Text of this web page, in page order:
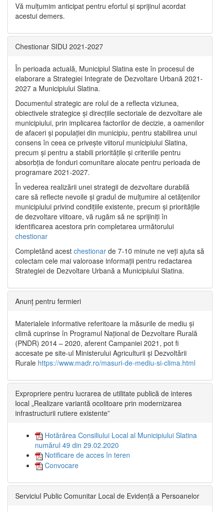
Vă mulţumim anticipat pentru efortul şi sprijinul acordat
acestui demers.
Chestionar SIDU 2021-2027
În perioada actuală, Municipiul Slatina este în procesul de
elaborare a Strategiei Integrate de Dezvoltare Urbană 2021‐
2027 a Municipiului Slatina.
Documentul strategic are rolul de a reflecta viziunea,
obiectivele strategice și direcțiile sectoriale de dezvoltare ale
municipiului, prin implicarea factorilor de decizie, a oamenilor
de afaceri și populației din municipiu, pentru stabilirea unui
consens în ceea ce privește viitorul municipiului Slatina,
precum și pentru a stabili prioritățile și criteriile pentru
absorbția de fonduri comunitare alocate pentru perioada de
programare 2021-2027.
În vederea realizării unei strategii de dezvoltare durabilă
care să reflecte nevoile și gradul de mulțumire al cetățenilor
municipiului privind condițiile existente, precum și prioritățile
de dezvoltare viitoare, vă rugăm să ne sprijiniți în
identificarea acestora prin completarea următorului
chestionar
Completând acest chestionar de 7-10 minute ne veți ajuta să
colectam cele mai valoroase informații pentru redactarea
Strategiei de Dezvoltare Urbană a Municipiului Slatina.
Anunț pentru fermieri
Materialele informative referitoare la măsurile de mediu și
climă cuprinse în Programul Național de Dezvoltare Rurală
(PNDR) 2014 – 2020, aferent Campaniei 2021, pot fi
accesate pe site-ul Ministerului Agriculturii și Dezvoltării
Rurale https://www.madr.ro/masuri-de-mediu-si-clima.html
Expropriere pentru lucrarea de utilitate publică de interes
local „Realizare variantă ocolitoare prin modernizarea
infrastructurii rutiere existente”
Hotărârea Consiliului Local al Municipiului Slatina
numărul 49 din 29.02.2020
Notificare de acces în teren
Convocare
Serviciul Public Comunitar Local de Evidență a Persoanelor